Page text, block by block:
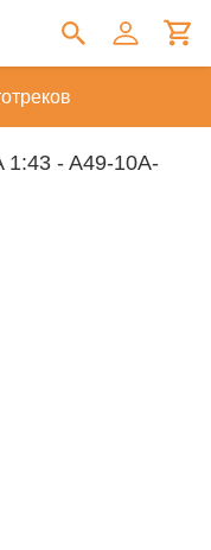
1:43 - A49-10A-